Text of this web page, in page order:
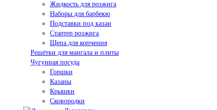
Жидкость для розжига
Наборы для барбекю
Подставки под казан
Стартер розжига
Щепа для копчения
Решётки для мангала и плиты
Чугунная посуда
Горшки
Казаны
Крышки
Сковородки